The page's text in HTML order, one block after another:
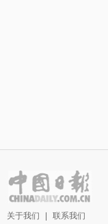
关于我们 联系我们